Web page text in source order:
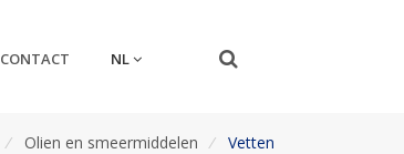
CONTACT NL
/ Olien en smeermiddelen / Vetten